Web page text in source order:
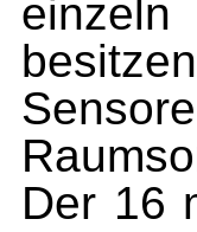
Der 16